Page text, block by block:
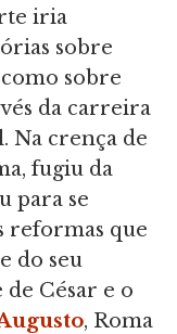
iria
sobre
sobre
da carreira
Na crença de
fugiu da
para se
reformas que
do seu
César e o
, Roma